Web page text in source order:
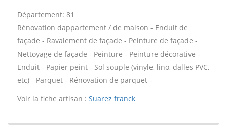
Département: 81
Rénovation dappartement / de maison - Enduit de
façade - Ravalement de façade - Peinture de façade -
Nettoyage de façade - Peinture - Peinture décorative -
Enduit - Papier peint - Sol souple (vinyle, lino, dalles PVC,
etc) - Parquet - Rénovation de parquet -
Voir la fiche artisan : Suarez franck